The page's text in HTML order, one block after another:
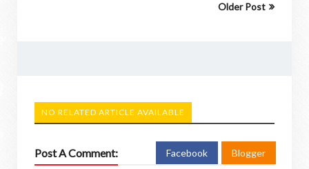
Older Post
NO RELATED ARTICLE AVAILABLE
Post A Comment: Facebook Blogger